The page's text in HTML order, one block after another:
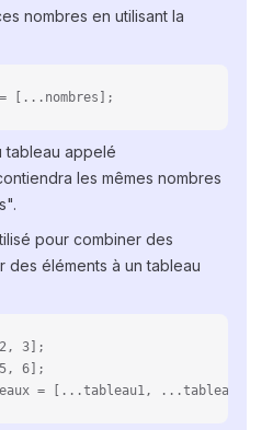
nombres en utilisant la
= [...nombres];
tableau appelé
les mêmes nombres
pour combiner des
des éléments à un tableau
3];
6];
= [...tableau1, ...tableau2];